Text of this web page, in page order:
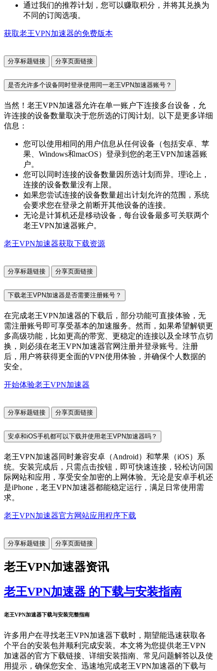
通过我们的推荐计划，您可以赚取积分，并将其兑换为
不同的订阅选项。
获取老王VPN加速器的免费版本
分享标题链接 分享页面链接
是否允许多个设备同时登录使用同一老王VPN加速器账号？
当然！老王VPN加速器允许在单一账户下连接多台设备，允
许连接的设备数量取决于您所选的订阅计划。以下是更多详细
信息：
您可以使用相同的用户信息从任何设备（包括安卓、苹
果、Windows和macOS）登录到您的老王VPN加速器账
户。
您可以同时连接的设备数量因所选计划而异。理论上，
连接的设备数量没有上限。
如果您尝试连接的设备数量超出计划允许的范围，系统
会要求您在登录之前断开其他设备的连接。
无论是计算机还是移动设备，每台设备最多可关联两个
老王VPN加速器账户。
老王VPN加速器获取下载资源
分享标题链接 分享页面链接
下载老王VPN加速器是否需要注册账号？
在完成老王VPN加速器的下载后，部分功能可直接体验，无
需注册账号即可享受基本的加速服务。然而，如果希望解锁更
多高级功能，比如更高的带宽、更稳定的连接以及全球节点切
换，则必须在老王VPN加速器官网注册并登录账号。注册
后，用户将获得更全面的VPN使用体验，并确保个人数据的
安全。
开始体验老王VPN加速器
分享标题链接 分享页面链接
安卓和iOS手机都可以下载并使用老王VPN加速器吗？
老王VPN加速器同时兼容安卓（Android）和苹果（iOS）系
统。安装完成后，只需点击按钮，即可快速连接，轻松访问国
际网站和应用，享受安全加密的上网体验。无论是安卓手机还
是iPhone，老王VPN加速器都能稳定运行，满足日常使用需
求。
老王VPN加速器官方网站应用程序下载
分享标题链接 分享页面链接
老王VPN加速器资讯
老王VPN加速器 的下载与安装指南
老王VPN加速器下载与安装完整指南
许多用户在寻找老王VPN加速器下载时，期望能迅速获取各
个平台的安装包并顺利完成安装。本文将为您提供老王VPN
加速器的官方下载链接、详细安装指南、常见问题解答以及使
用提示，确保您安全、迅速地完成老王VPN加速器的下载与